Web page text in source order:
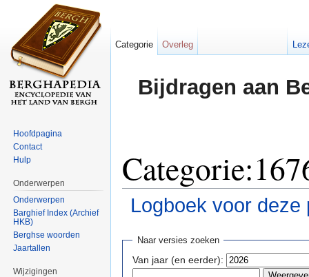
Bijdragen aan
Logboek voor deze
Naar versies zoeken
Van jaar (en eerder):
Categorie Overleg
Hoofdpagina
Contact
Hulp
Onderwerpen
Onderwerpen
Barghief Index (Archief
HKB)
Berghse woorden
Jaartallen
Wijzigingen